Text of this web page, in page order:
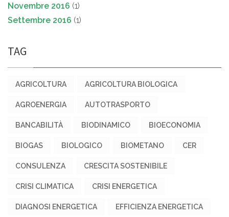
Novembre 2016 (1)
Settembre 2016 (1)
TAG
AGRICOLTURA AGRICOLTURA BIOLOGICA
AGROENERGIA AUTOTRASPORTO
BANCABILITÀ BIODINAMICO BIOECONOMIA
BIOGAS BIOLOGICO BIOMETANO CER
CONSULENZA CRESCITA SOSTENIBILE
CRISI CLIMATICA CRISI ENERGETICA
DIAGNOSI ENERGETICA EFFICIENZA ENERGETICA